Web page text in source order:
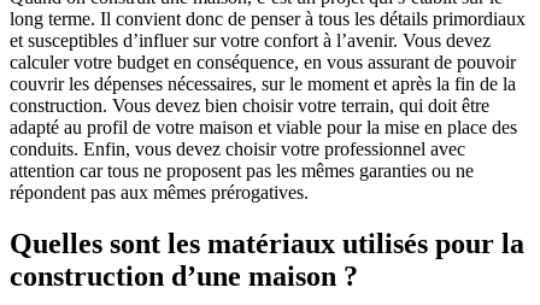
long terme. Il convient donc de penser à tous les détails primordiaux
et susceptibles d’influer sur votre confort à l’avenir. Vous devez
calculer votre budget en conséquence, en vous assurant de pouvoir
couvrir les dépenses nécessaires, sur le moment et après la fin de la
construction. Vous devez bien choisir votre terrain, qui doit être
adapté au profil de votre maison et viable pour la mise en place des
conduits. Enfin, vous devez choisir votre professionnel avec
attention car tous ne proposent pas les mêmes garanties ou ne
répondent pas aux mêmes prérogatives.
Quelles sont les matériaux utilisés pour la
construction d’une maison ?